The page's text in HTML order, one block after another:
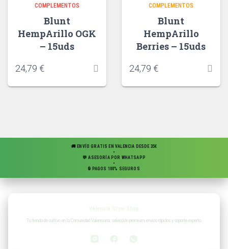
COMPLEMENTOS
Blunt
HempArillo OGK
– 15uds
24,79 €
COMPLEMENTOS
Blunt
HempArillo
Berries – 15uds
24,79 €
🚚 ENVÍO GRATIS EN VALENCIA DESDE 35€
•
💬 ASESORÍA POR WHATSAPP
•
🔒 PAGOS 100% SEGUROS
Tu tienda de cultivo en la Comunidad Valenciana: selección premium, envíos rápidos y soporte experto.